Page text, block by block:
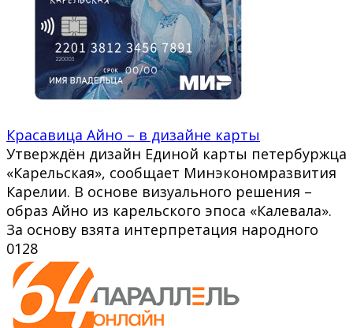
Красавица Айно – в дизайне карты
Утверждён дизайн Единой карты петербуржца
«Карельская», сообщает Минэкономразвития
Карелии. В основе визуального решения –
образ Айно из карельского эпоса «Калевала».
За основу взята интерпретация народного
0128